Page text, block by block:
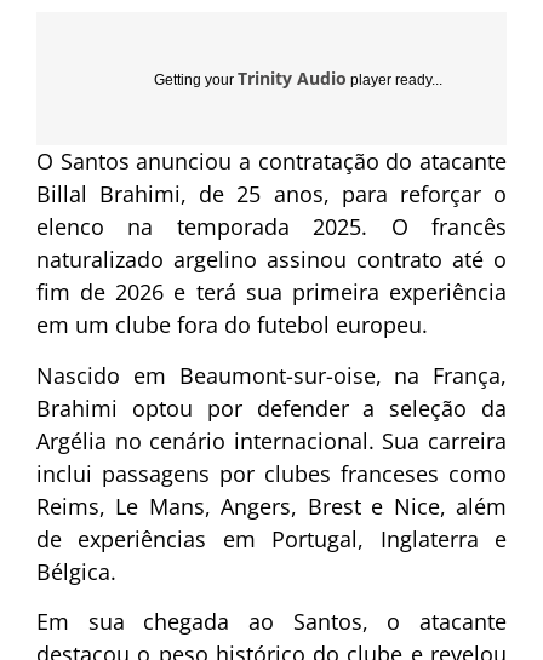
Getting your Trinity Audio player ready...
O Santos anunciou a contratação do atacante
Billal Brahimi, de 25 anos, para reforçar o
elenco na temporada 2025. O francês
naturalizado argelino assinou contrato até o
fim de 2026 e terá sua primeira experiência
em um clube fora do futebol europeu.
Nascido em Beaumont-sur-oise, na França,
Brahimi optou por defender a seleção da
Argélia no cenário internacional. Sua carreira
inclui passagens por clubes franceses como
Reims, Le Mans, Angers, Brest e Nice, além
de experiências em Portugal, Inglaterra e
Bélgica.
Em sua chegada ao Santos, o atacante
destacou o peso histórico do clube e revelou